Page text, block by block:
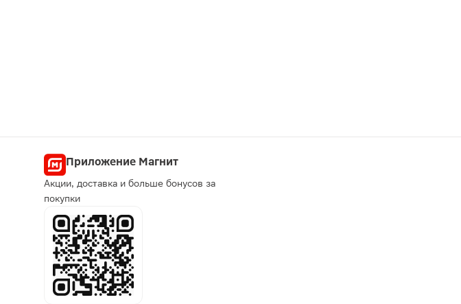
Приложение Магнит
Акции, доставка и больше бонусов за
покупки